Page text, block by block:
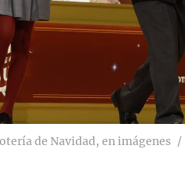
de Navidad, en imágenes